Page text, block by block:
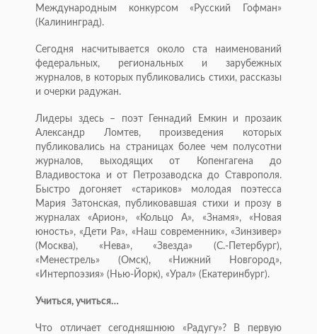
Международным конкурсом «Русский Гофман»
(Калининград).
Сегодня насчитывается около ста наименований
федеральных, региональных и зарубежных
журналов, в которых публиковались стихи, рассказы
и очерки радужан.
Лидеры здесь – поэт Геннадий Емкин и прозаик
Александр Ломтев, произведения которых
публиковались на страницах более чем полусотни
журналов, выходящих от Копенгагена до
Владивостока и от Петрозаводска до Ставрополя.
Быстро догоняет «стариков» молодая поэтесса
Мария Затонская, публиковавшая стихи и прозу в
журналах «Арион», «Кольцо А», «Знамя», «Новая
юность», «Дети Ра», «Наш современник», «Зинзивер»
(Москва), «Нева», «Звезда» (С.-Петербург),
«Менестрель» (Омск), «Нижний Новгород»,
«Интерпоэзия» (Нью-Йорк), «Урал» (Екатеринбург).
Учиться, учиться…
Что отличает сегодняшнюю «Радугу»? В первую